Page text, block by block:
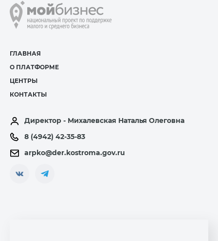
ГЛАВНАЯ
О ПЛАТФОРМЕ
ЦЕНТРЫ
КОНТАКТЫ
Директор - Михалевская Наталья Олеговна
8 (4942) 42-35-83
arpko@der.kostroma.gov.ru